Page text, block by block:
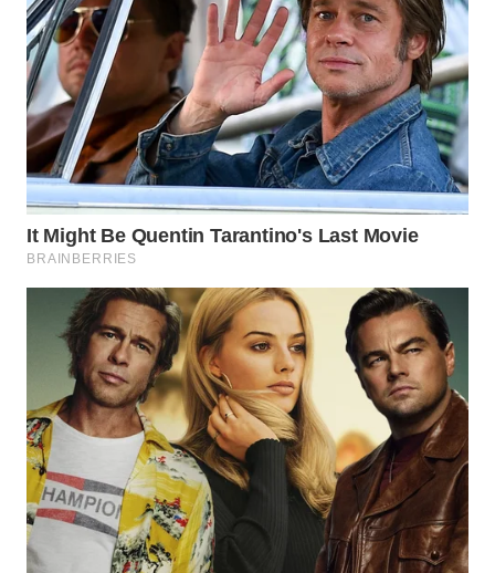
WN
PURWAKARTA
WN
PRIANGAN
TIMUR
SEMARANG
SOLO
WN
BOROBUDUR
MADURA